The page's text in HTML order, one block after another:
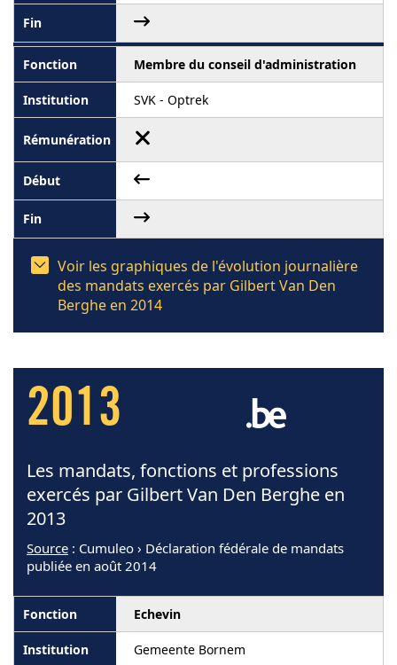
Membre du conseil d'administration
SVK - Optrek
Voir les graphiques de l'évolution journalière
des mandats exercés par Gilbert Van Den
Berghe en 2014
2013
Les mandats, fonctions et professions
exercés par Gilbert Van Den Berghe en
2013
Source : Cumuleo › Déclaration fédérale de mandats
publiée en août 2014
Echevin
Gemeente Bornem